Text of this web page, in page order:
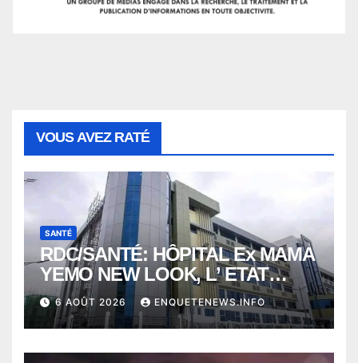
VOUS AVEZ RATÉ
SANTÉ
RDC/SANTÉ: HÔPITAL Ex MAMA
YEMO NEW LOOK, L’ ETAT
PERD LE CONTROLE
6 AOÛT 2026 ENQUETENEWS.INFO